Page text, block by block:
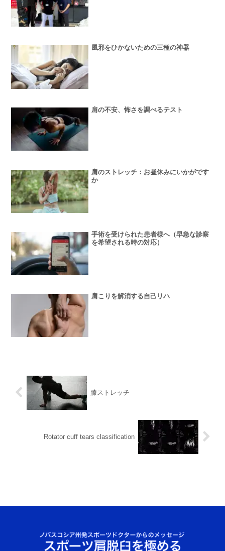
風邪をひかないための三種の神器
肩の不安、怖さを調べるテスト
肩のストレッチ：お昼休みにいかがです
か
手術を受けられた患者様へ（早急な診察
を希望される時の対応）
肩こりを解消する自己リハ
膝ストレッチ
Rotator cuff tears classification